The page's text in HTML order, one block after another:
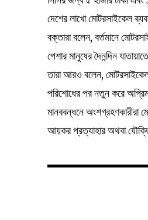
দেশের লাখো মোটরসাইকেল
বক্তারা বলেন, বর্তমানে
পেশার মানুষের দৈনন্দিন
তারা আরও বলেন,
পরিশোধের পর নতুন করে
মানববন্ধনে অংশগ্রহণকারীরা
আয়কর প্রত্যাহার অথবা যৌক্তিক